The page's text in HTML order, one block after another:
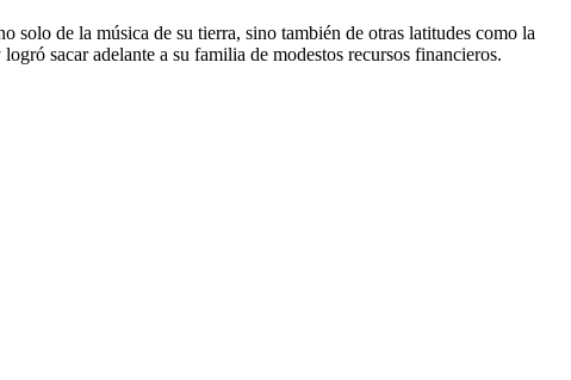
solo de la música de su tierra, sino también de otras latitudes como la
sacar adelante a su familia de modestos recursos financieros.